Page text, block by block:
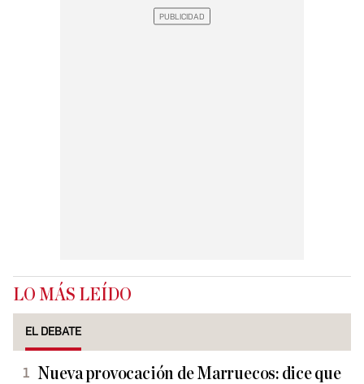
LO MÁS LEÍDO
EL DEBATE
Nueva provocación de Marruecos: dice que